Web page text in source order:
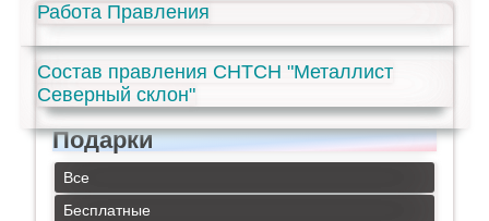
Работа Правления
Состав правления СНТСН "Металлист
Северный склон"
Подарки
Все
Бесплатные